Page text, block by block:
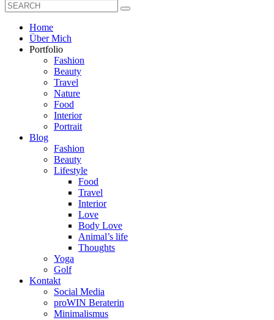
Home
Über Mich
Portfolio
Fashion
Beauty
Travel
Nature
Food
Interior
Portrait
Blog
Fashion
Beauty
Lifestyle
Food
Travel
Interior
Love
Body Love
Animal’s life
Thoughts
Yoga
Golf
Kontakt
Social Media
proWIN Beraterin
Minimalismus